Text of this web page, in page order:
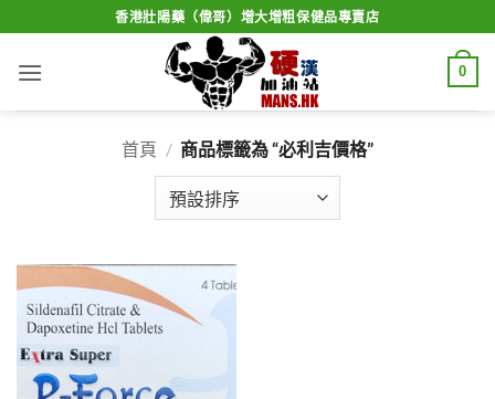
to
content
香港壯陽藥（偉哥）增大增粗保健品專賣店
0
首頁 / 商品標籤為 “必利吉價格”